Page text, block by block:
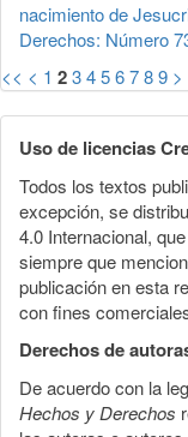
nacimiento de
Derechos: Número
<< < 1 23456789 >
Uso de licencias
Todos los textos
excepción, se
4.0 Internacional,
siempre que
publicación en esta
con fines
Derechos de
De acuerdo con la
Hechos y Derechos